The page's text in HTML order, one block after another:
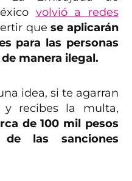
volvió a redes
quese aplicarán
para las personas
manera ilegal.
idea, si te agarran
y recibes la multa,
de 100 mil pesos
las sanciones